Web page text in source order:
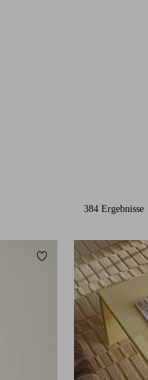
384 Ergebnisse
Zu Favoriten hinzufügen